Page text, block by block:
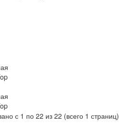
с 1 по 22 из 22 (всего 1 страниц)